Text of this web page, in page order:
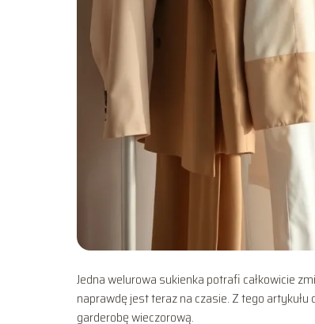
Jedna welurowa sukienka potrafi całkowicie
naprawdę jest teraz na czasie. Z tego
garderobę wieczorową.